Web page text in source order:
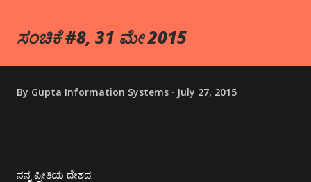
ಸಂಚಿಕೆ #8, 31 ಮೇ 2015
By Gupta Information Systems July 27, 2015
ನನ್ನ ಪ್ರೀತಿಯ ದೇಶದ,